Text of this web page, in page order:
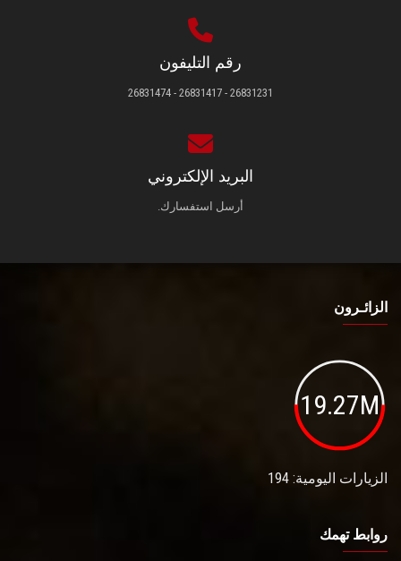
رقم التليفون
26831231 - 26831417 - 26831474
البريد الإلكتروني
أرسل استفسارك.
الزائـرون
19.27M
الزيارات اليومية: 194
روابط تهمك